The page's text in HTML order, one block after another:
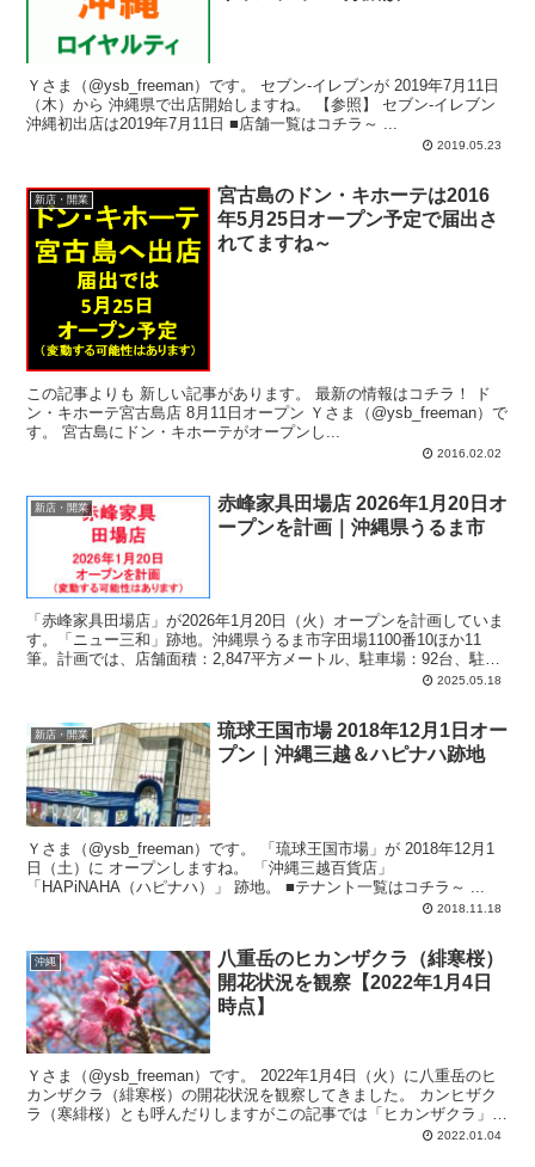
Ｙさま（@ysb_freeman）です。 セブン-イレブンが 2019年7月11日
（木）から 沖縄県で出店開始しますね。 【参照】 セブン-イレブン
沖縄初出店は2019年7月11日 ■店舗一覧はコチラ～ ...
2019.05.23
新店・開業
宮古島のドン・キホーテは2016
年5月25日オープン予定で届出さ
れてますね～
この記事よりも 新しい記事があります。 最新の情報はコチラ！ ド
ン・キホーテ宮古島店 8月11日オープン Ｙさま（@ysb_freeman）で
す。 宮古島にドン・キホーテがオープンし...
2016.02.02
新店・開業
赤峰家具田場店 2026年1月20日オ
ープンを計画｜沖縄県うるま市
「赤峰家具田場店」が2026年1月20日（火）オープンを計画していま
す。「ニュー三和」跡地。沖縄県うるま市字田場1100番10ほか11
筆。計画では、店舗面積：2,847平方メートル、駐車場：92台、駐輪
2025.05.18
新店・開業
琉球王国市場 2018年12月1日オー
プン｜沖縄三越＆ハピナハ跡地
Ｙさま（@ysb_freeman）です。 「琉球王国市場」が 2018年12月1
日（土）に オープンしますね。 「沖縄三越百貨店」
2018.11.18
沖縄
八重岳のヒカンザクラ（緋寒桜）
開花状況を観察【2022年1月4日
時点】
Ｙさま（@ysb_freeman）です。 2022年1月4日（火）に八重岳のヒ
カンザクラ（緋寒桜）の開花状況を観察してきました。 カンヒザク
ラ（寒緋桜）とも呼んだりしますがこの記事では「ヒカンザクラ」で
2022.01.04